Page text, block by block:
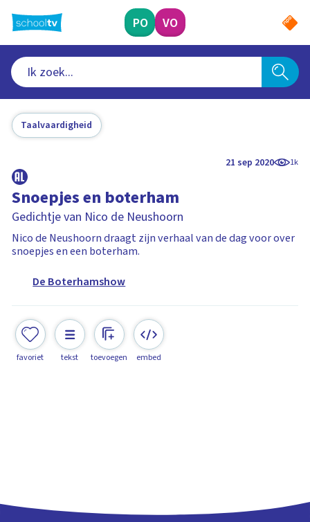
naar
hoofdinhoud
PO VO
Taalvaardigheid
21 sep 2020 1k
Snoepjes en boterham
Gedichtje van Nico de Neushoorn
Nico de Neushoorn draagt zijn verhaal van de dag voor over
snoepjes en een boterham.
De Boterhamshow
favoriet tekst toevoegen embed